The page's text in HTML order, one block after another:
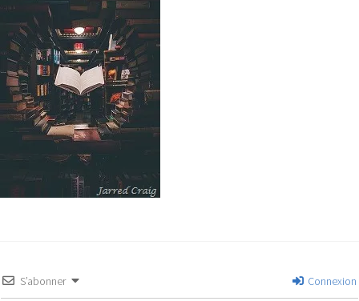
S’abonner Connexion